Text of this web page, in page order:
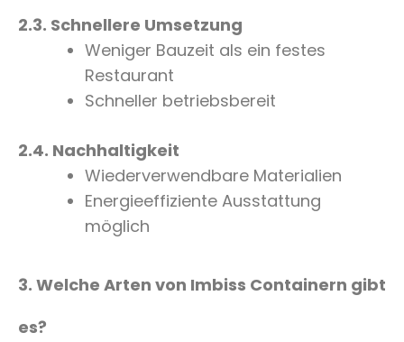
2.3. Schnellere Umsetzung
Weniger Bauzeit als ein festes
Restaurant
Schneller betriebsbereit
2.4. Nachhaltigkeit
Wiederverwendbare Materialien
Energieeffiziente Ausstattung
möglich
3. Welche Arten von Imbiss Containern gibt
es?